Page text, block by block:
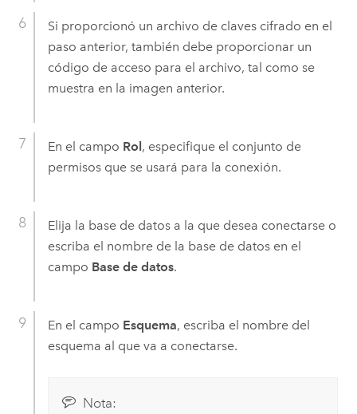
Si proporcionó un archivo de claves cifrado en el
paso anterior, también debe proporcionar un
código de acceso para el archivo, tal como se
muestra en la imagen anterior.
En el campo Rol, especifique el conjunto de
permisos que se usará para la conexión.
Elija la base de datos a la que desea conectarse o
escriba el nombre de la base de datos en el
campo Base de datos.
En el campo Esquema, escriba el nombre del
esquema al que va a conectarse.
Nota: